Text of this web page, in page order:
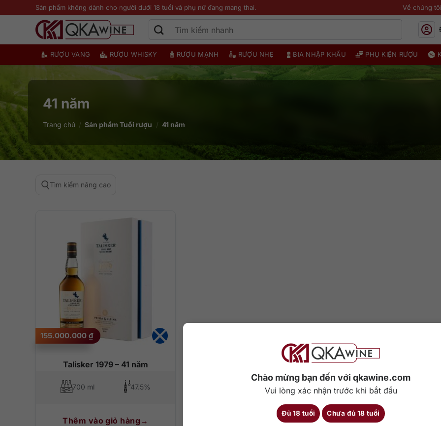
Chào mừng bạn đến với qkawine.com
Vui lòng xác nhận trước khi bắt đầu
Đủ 18 tuổi Chưa đủ 18 tuổi
qua
Sản phẩm không dành cho người dưới 18 tuổi và phụ nữ đang mang thai. Về chúng tôi
RƯỢU VANG RƯỢU WHISKY RƯỢU MẠNH RƯỢU NHẸ BIA NHẬP KHẨU PHỤ KIỆN RƯỢU
41 năm
Trang chủ / Sản phẩm Tuổi rượu / 41 năm
Tìm kiếm nâng cao
Talisker 1979 – 41 năm
155.000.000 ₫
700 ml 47.5%
Thêm vào giỏ hàng